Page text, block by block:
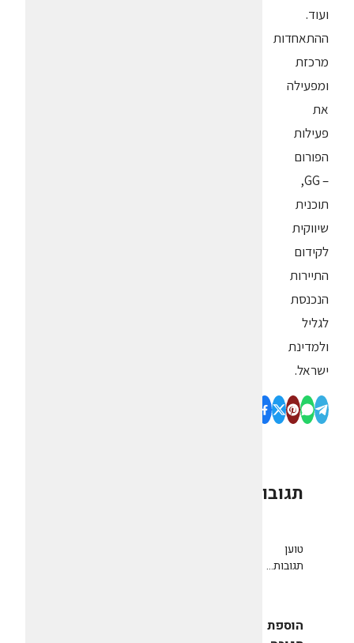
ועוד.
ההתאחדות
מרכזת
ומפעילה
את
פעילות
הפורום
– GG,
תוכנית
שיווקית
לקידום
התיירות
הנכנסת
לגליל
ולמדינת
ישראל.
תגובות
טוען
תגובות...
הוספת